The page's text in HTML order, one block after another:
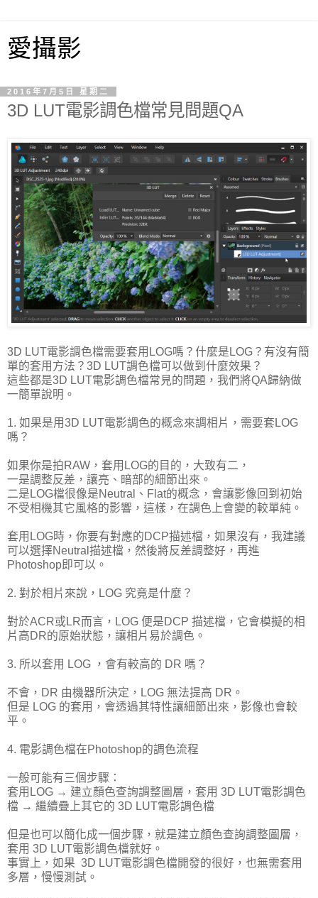
愛攝影
2016年7月5日 星期二
3D LUT電影調色檔常見問題QA
3D LUT電影調色檔需要套用LOG嗎？什麼是LOG？有沒有簡
單的套用方法？3D LUT調色檔可以做到什麼效果？
這些都是3D LUT電影調色檔常見的問題，我們將QA歸納做
一簡單說明。
1. 如果是用3D LUT電影調色的概念來調相片，需要套LOG
嗎？
如果你是拍RAW，套用LOG的目的，大致有二，
一是調整反差，讓亮、暗部的細節出來。
二是LOG檔很像是Neutral、Flat的概念，會讓影像回到初始
不受相機其它風格的影響，這樣，在調色上會變的較單純。
套用LOG時，你要有對應的DCP描述檔，如果沒有，我建議
可以選擇Neutral描述檔，然後將反差調整好，再進
Photoshop即可以。
2. 對於相片來說，LOG 究竟是什麼？
對於ACR或LR而言，LOG 便是DCP 描述檔，它會模擬的相
片高DR的原始狀態，讓相片易於調色。
3. 所以套用 LOG ，會有較高的 DR 嗎？
不會，DR 由機器所決定，LOG 無法提高 DR。
但是 LOG 的套用，會透過其特性讓細節出來，影像也會較
平。
4. 電影調色檔在Photoshop的調色流程
一般可能有三個步驟：
套用LOG → 建立顏色查詢調整圖層，套用 3D LUT電影調色
檔 → 繼續疊上其它的 3D LUT電影調色檔
但是也可以簡化成一個步驟，就是建立顏色查詢調整圖層，
套用 3D LUT電影調色檔就好。
事實上，如果 3D LUT電影調色檔開發的很好，也無需套用
多層，慢慢測試。